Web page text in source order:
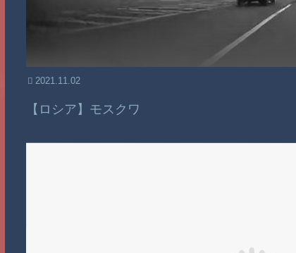
2021.11.02
【ロシア】モスクワ